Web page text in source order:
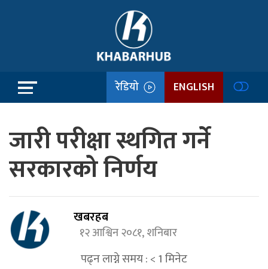
रेडियो ENGLISH
जारी परीक्षा स्थगित गर्ने
सरकारको निर्णय
खबरहब
१२ आश्विन २०८१, शनिबार
पढ्न लाग्ने समय :< 1मिनेट